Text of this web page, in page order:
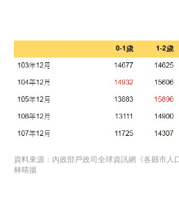
資料來源：內政部戶政司全球資訊網《各縣市人
林晴揚